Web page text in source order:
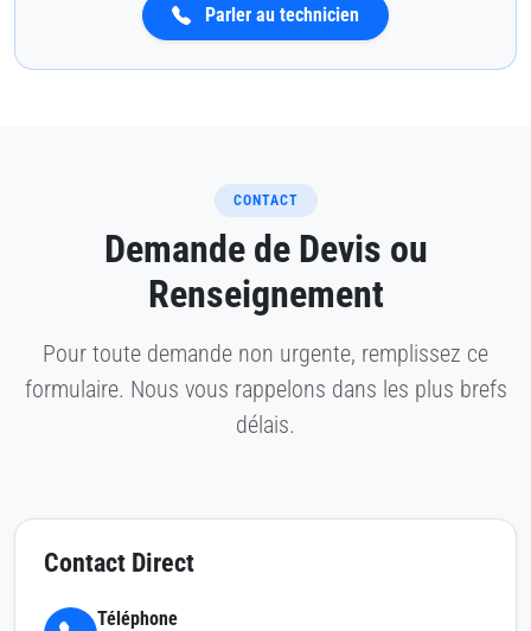
Parler au technicien
CONTACT
Demande de Devis ou
Renseignement
Pour toute demande non urgente, remplissez ce
formulaire. Nous vous rappelons dans les plus brefs
délais.
Contact Direct
Téléphone